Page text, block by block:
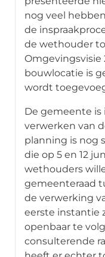
nog veel
de
de wethouder
Omgevingsvisie
bouwlocatie is
wordt
De gemeente
verwerken van
planning is nog
die op 5 en 12
wethouders
gemeenteraad
de verwerking
eerste instantie
openbaar te
consulterende